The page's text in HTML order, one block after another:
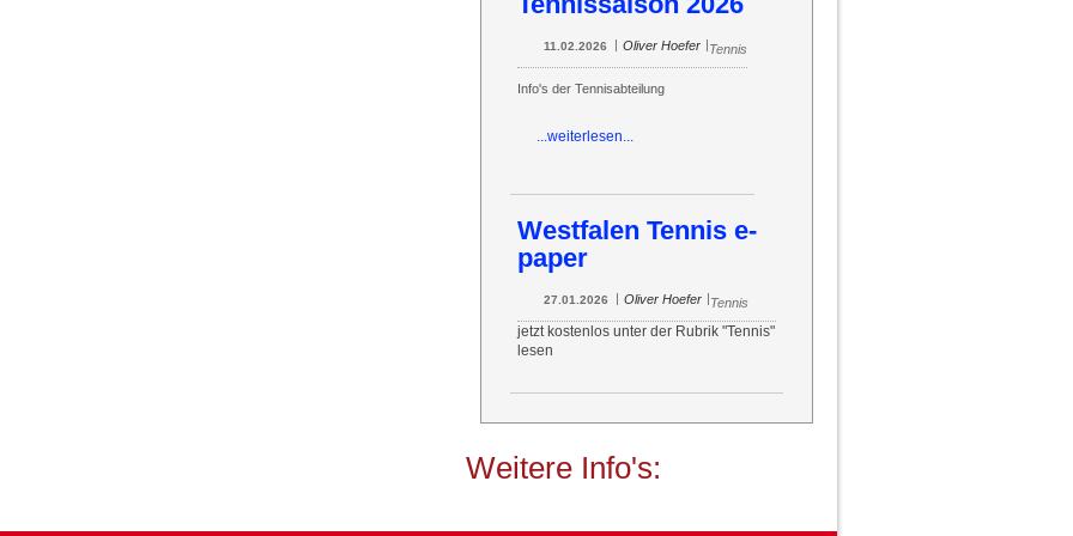
11.02.2026 | Oliver Hoefer |Tennis
Info's der Tennisabteilung
...weiterlesen...
Westfalen Tennis e-
paper
27.01.2026 | Oliver Hoefer |Tennis
jetzt kostenlos unter der Rubrik "Tennis"
lesen
Weitere Info's: